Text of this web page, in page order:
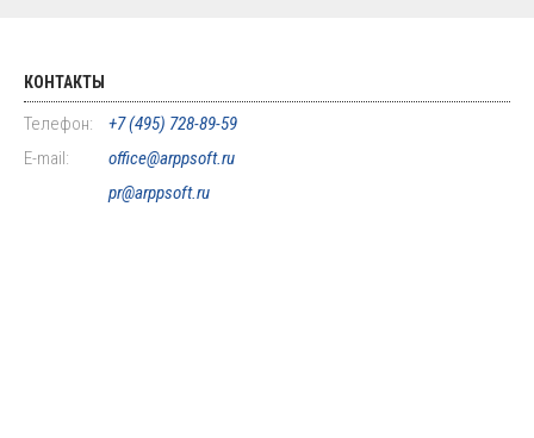
КОНТАКТЫ
Телефон:
+7 (495) 728-89-59
E-mail:
office@arppsoft.ru
pr@arppsoft.ru